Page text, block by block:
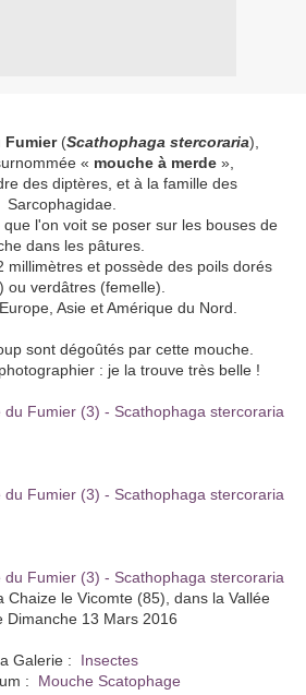
Fumier(Scathophaga stercoraria),
« mouche à merde »,
des diptères, et à la famille des
Sarcophagidae.
l'on voit se poser sur les bouses de
dans les pâtures.
millimètres et possède des poils dorés
ou verdâtres (femelle).
Asie et Amérique du Nord.
sont dégoûtés par cette mouche.
: je la trouve très belle !
Chaize le Vicomte (85), dans la Vallée
Dimanche 13 Mars 2016
Galerie : Insectes
: Mouche Scatophage